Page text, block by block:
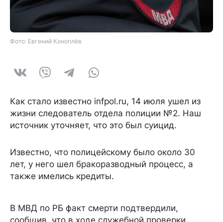
Фото: Евгений Коноплёв
Как стало известно infpol.ru, 14 июля ушел из
жизни следователь отдела полиции №2. Наш
источник уточняет, что это был суицид.
Известно, что полицейскому было около 30
лет, у него шел бракоразводный процесс, а
также имелись кредиты.
В МВД по РБ факт смерти подтвердили,
сообщив, что в ходе служебной проверки